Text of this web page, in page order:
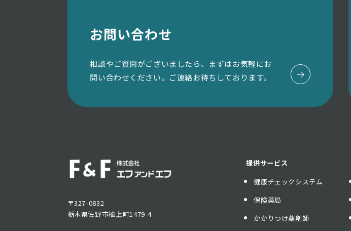
お問い合わせ
相談やご質問がございましたら、まずはお気軽にお
問い合わせください。ご連絡お待ちしております。
〒327-0832
栃木県佐野市植上町1479-4
提供サービス
健康チェックシステム
保険薬局
かかりつけ薬剤師